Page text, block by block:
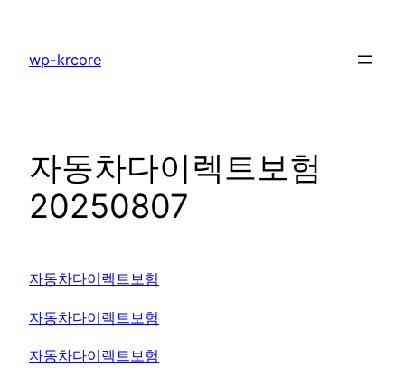
wp-krcore
자동차다이렉트보험
20250807
자동차다이렉트보험
자동차다이렉트보험
자동차다이렉트보험